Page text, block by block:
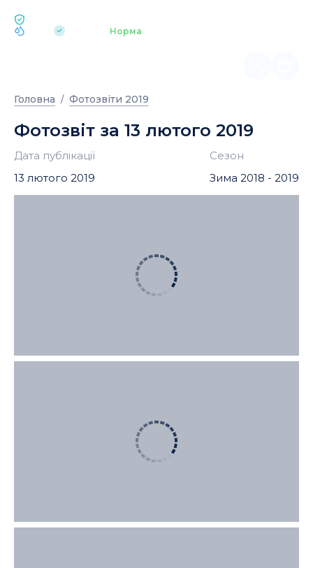
| Норма
Головна Фотозвіти 2019
Фотозвіт за 13 лютого 2019
Дата публікації
13 лютого 2019
Сезон
Зима 2018 - 2019